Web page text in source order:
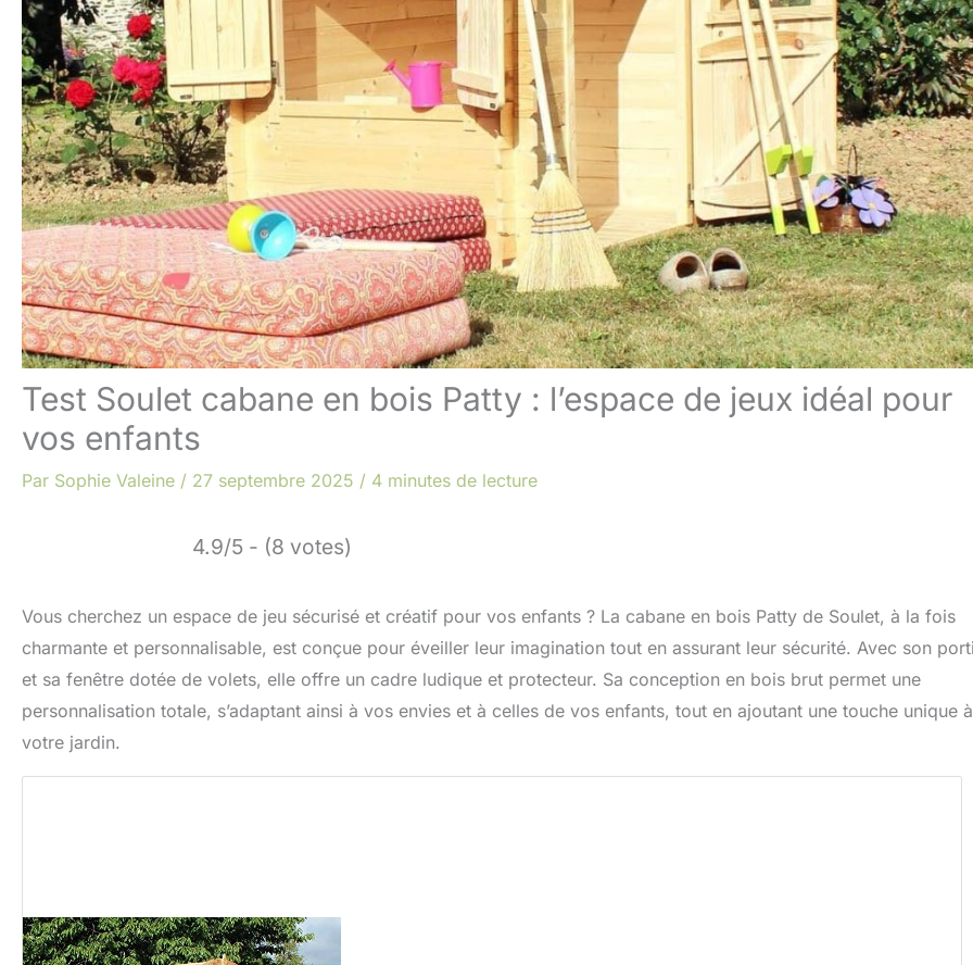
Test Soulet cabane en bois Patty : l’espace de jeux idéal pour
vos enfants
Par Sophie Valeine / 27 septembre 2025 / 4 minutes de lecture
4.9/5 - (8 votes)
Vous cherchez un espace de jeu sécurisé et créatif pour vos enfants ? La cabane en bois Patty de Soulet, à la fois
charmante et personnalisable, est conçue pour éveiller leur imagination tout en assurant leur sécurité. Avec son
et sa fenêtre dotée de volets, elle offre un cadre ludique et protecteur. Sa conception en bois brut permet une
personnalisation totale, s’adaptant ainsi à vos envies et à celles de vos enfants, tout en ajoutant une touche unique à
votre jardin.